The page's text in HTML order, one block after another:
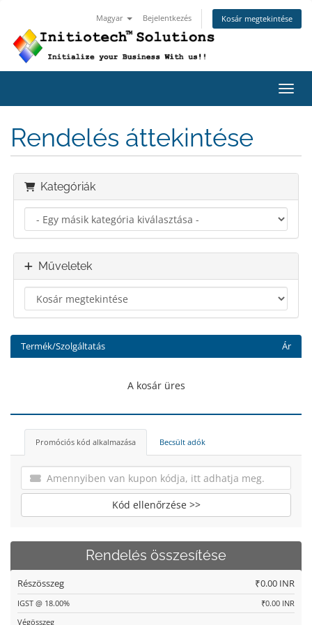
Magyar Bejelentkezés Kosár megtekintése
Rendelés áttekintése
Kategóriák
Műveletek
Termék/Szolgáltatás Ár
A kosár üres
Promóciós kód alkalmazása Becsült adók
Kód ellenőrzése >>
Rendelés összesítése
Részösszeg ₹0.00 INR
IGST @ 18.00%
₹0.00 INR
Végösszeg